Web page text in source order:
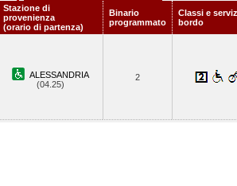
Stazione di
provenienza
(orario di partenza)
Binario
programmato
Classi e
bordo
ALESSANDRIA
(04.25)
2